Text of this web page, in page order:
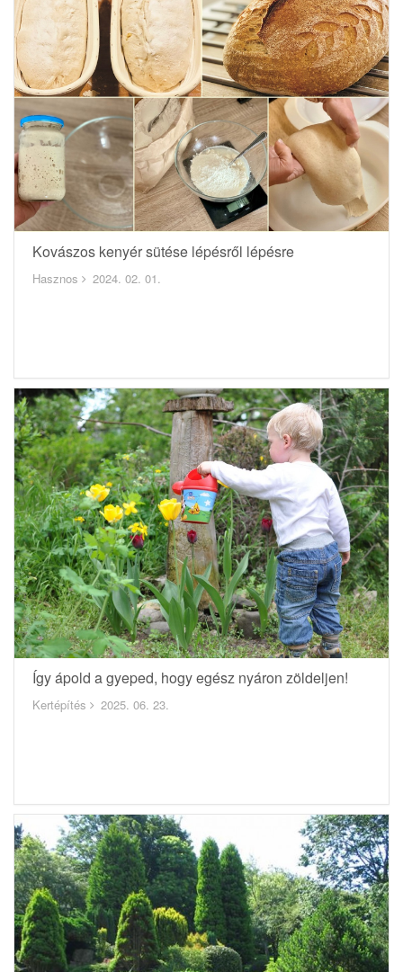
Kovászos kenyér sütése lépésről lépésre
Hasznos 2024. 02. 01.
Így ápold a gyeped, hogy egész nyáron zöldeljen!
Kertépítés 2025. 06. 23.